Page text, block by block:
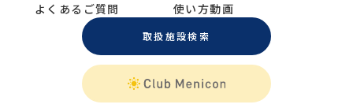
よくあるご質問 使い方動画
取扱施設検索